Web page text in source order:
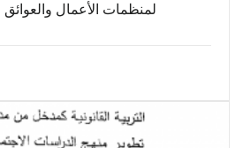
لمنظمات الأعمال والعوائق